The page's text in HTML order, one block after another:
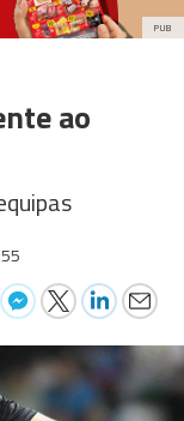
PUB
ao